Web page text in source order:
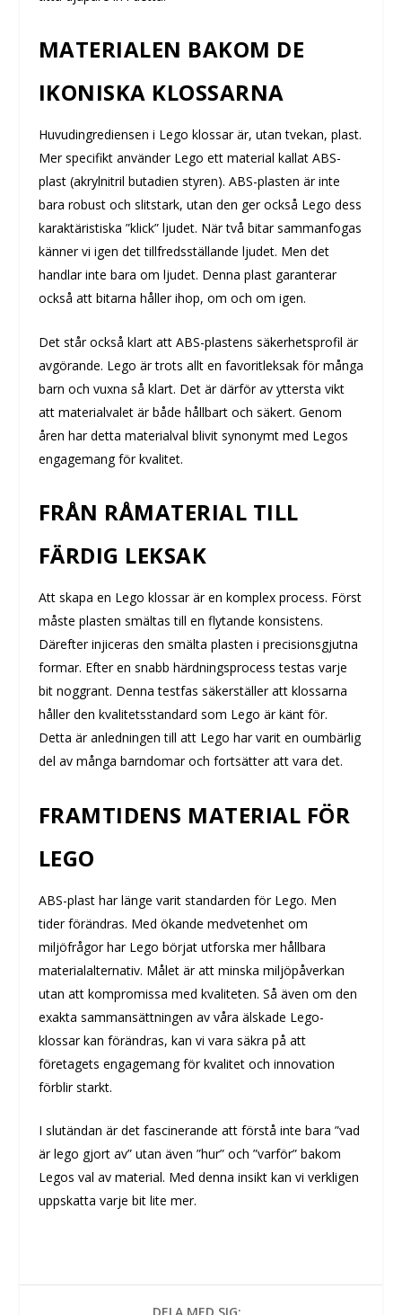
MATERIALEN BAKOM DE
IKONISKA KLOSSARNA
Huvudingrediensen i Lego klossar är, utan tvekan, plast.
Mer specifikt använder Lego ett material kallat ABS-
plast (akrylnitril butadien styren). ABS-plasten är inte
bara robust och slitstark, utan den ger också Lego dess
karaktäristiska ”klick” ljudet. När två bitar sammanfogas
känner vi igen det tillfredsställande ljudet. Men det
handlar inte bara om ljudet. Denna plast garanterar
också att bitarna håller ihop, om och om igen.
Det står också klart att ABS-plastens säkerhetsprofil är
avgörande. Lego är trots allt en favoritleksak för många
barn och vuxna så klart. Det är därför av yttersta vikt
att materialvalet är både hållbart och säkert. Genom
åren har detta materialval blivit synonymt med Legos
engagemang för kvalitet.
FRÅN RÅMATERIAL TILL
FÄRDIG LEKSAK
Att skapa en Lego klossar är en komplex process. Först
måste plasten smältas till en flytande konsistens.
Därefter injiceras den smälta plasten i precisionsgjutna
formar. Efter en snabb härdningsprocess testas varje
bit noggrant. Denna testfas säkerställer att klossarna
håller den kvalitetsstandard som Lego är känt för.
Detta är anledningen till att Lego har varit en oumbärlig
del av många barndomar och fortsätter att vara det.
FRAMTIDENS MATERIAL FÖR
LEGO
ABS-plast har länge varit standarden för Lego. Men
tider förändras. Med ökande medvetenhet om
miljöfrågor har Lego börjat utforska mer hållbara
materialalternativ. Målet är att minska miljöpåverkan
utan att kompromissa med kvaliteten. Så även om den
exakta sammansättningen av våra älskade Lego-
klossar kan förändras, kan vi vara säkra på att
företagets engagemang för kvalitet och innovation
förblir starkt.
I slutändan är det fascinerande att förstå inte bara ”vad
är lego gjort av” utan även ”hur” och ”varför” bakom
Legos val av material. Med denna insikt kan vi verkligen
uppskatta varje bit lite mer.